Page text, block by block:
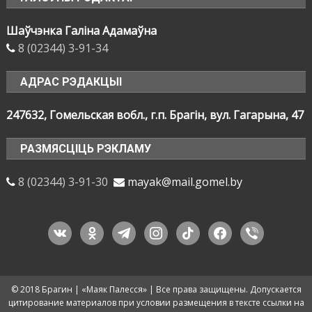
Шаўчэнка Галіна Адамаўна
8 (02344) 3-91-34
АДРАС РЭДАКЦЫІ
247632, Гомельская вобл., г.п. Брагін, вул. Гагарына, 47
РАЗМЯСЦІЦЬ РЭКЛАМУ
8 (02344) 3-91-30 mayak@mail.gomel.by
vkontakteodnoklassniki
telegraminstagram
tiktok facebook
viber
© 2018 Брагин | «Маяк Палесся» | Все права защищены. Допускается
цитирование материалов при условии размещения в тексте ссылки на